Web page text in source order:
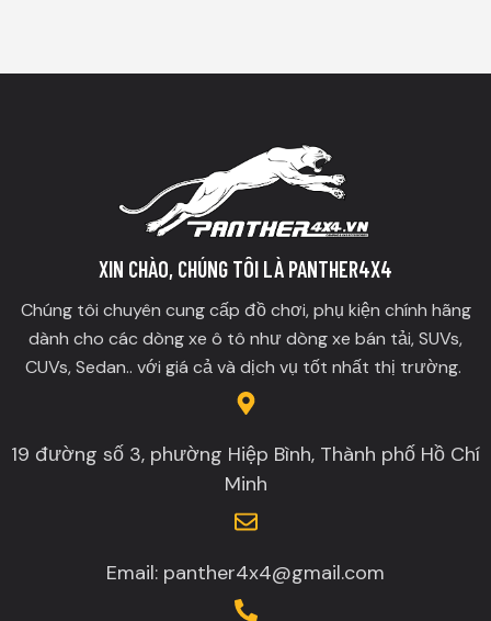
XIN CHÀO, CHÚNG TÔI LÀ PANTHER4X4
Chúng tôi chuyên cung cấp đồ chơi, phụ kiện chính hãng
dành cho các dòng xe ô tô như dòng xe bán tải, SUVs,
CUVs, Sedan.. với giá cả và dịch vụ tốt nhất thị trường.
19 đường số 3, phường Hiệp Bình, Thành phố Hồ Chí
Minh
Email: panther4x4@gmail.com